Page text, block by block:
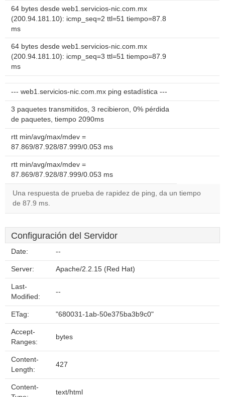
64 bytes desde web1.servicios-nic.com.mx
(200.94.181.10): icmp_seq=2 ttl=51 tiempo=87.8
ms
64 bytes desde web1.servicios-nic.com.mx
(200.94.181.10): icmp_seq=3 ttl=51 tiempo=87.9
ms
--- web1.servicios-nic.com.mx ping estadística ---
3 paquetes transmitidos, 3 recibieron, 0% pérdida
de paquetes, tiempo 2090ms
rtt min/avg/max/mdev =
87.869/87.928/87.999/0.053 ms
rtt min/avg/max/mdev =
87.869/87.928/87.999/0.053 ms
Una respuesta de prueba de rapidez de ping, da un tiempo
de 87.9 ms.
Configuración del Servidor
Date: --
Server: Apache/2.2.15 (Red Hat)
Last-
Modified:
--
ETag: "680031-1ab-50e375ba3b9c0"
Accept-
Ranges:
bytes
Content-
Length:
427
Content-
text/html